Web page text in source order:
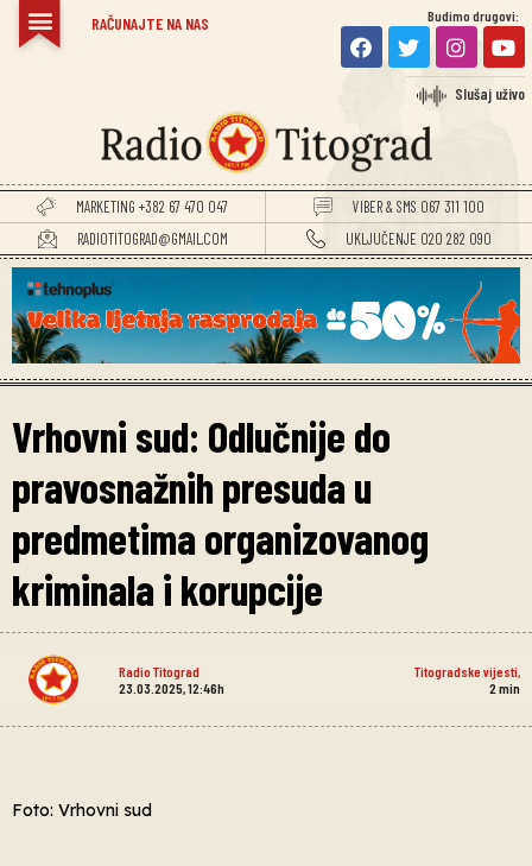
RAČUNAJTE NA NAS Budimo drugovi:
Slušaj uživo
MARKETING +382 67 470 047
VIBER & SMS 067 311 100
RADIOTITOGRAD@GMAIL.COM
UKLJUČENJE 020 282 090
Vrhovni sud: Odlučnije do
pravosnažnih presuda u
predmetima organizovanog
kriminala i korupcije
Radio Titograd Titogradske vijesti
23.03.2025, 12:46h
2 min
Foto: Vrhovni sud